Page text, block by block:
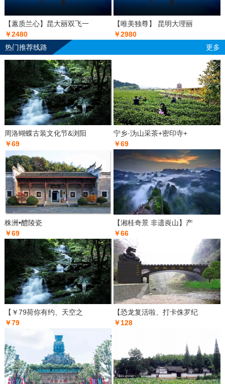
【蕙质兰心】昆大丽双飞一
￥2480
【唯美独尊】 昆明大理丽
￥2980
热门推荐线路
更多
周洛蝴蝶古装文化节&浏阳
￥69
宁乡·沩山采茶+密印寺+
￥69
株洲•醴陵瓷
￥69
【湘桂奇景 非遗崀山】产
￥66
【￥79荷你有约、天空之
￥79
【恐龙复活啦、打卡侏罗纪
￥128